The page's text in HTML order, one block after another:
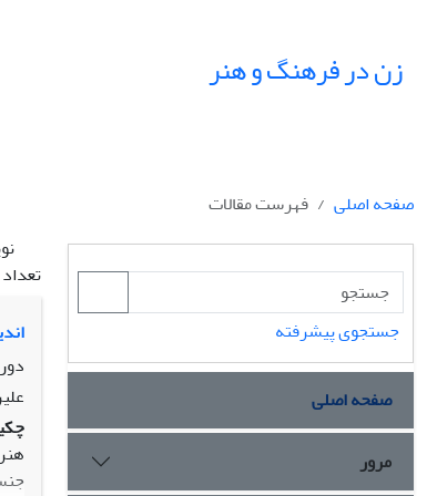
زن در فرهنگ و هنر
صفحه اصلی
فهرست مقالات
دوره 3، شماره 2،
جستجوی پیشرفته
صفحه اصلی
مرور